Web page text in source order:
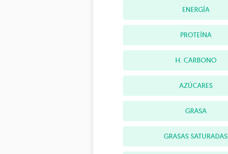
ENERGÍA
PROTEÍNA
H. CARBONO
AZÚCARES
GRASA
GRASAS SATURADAS